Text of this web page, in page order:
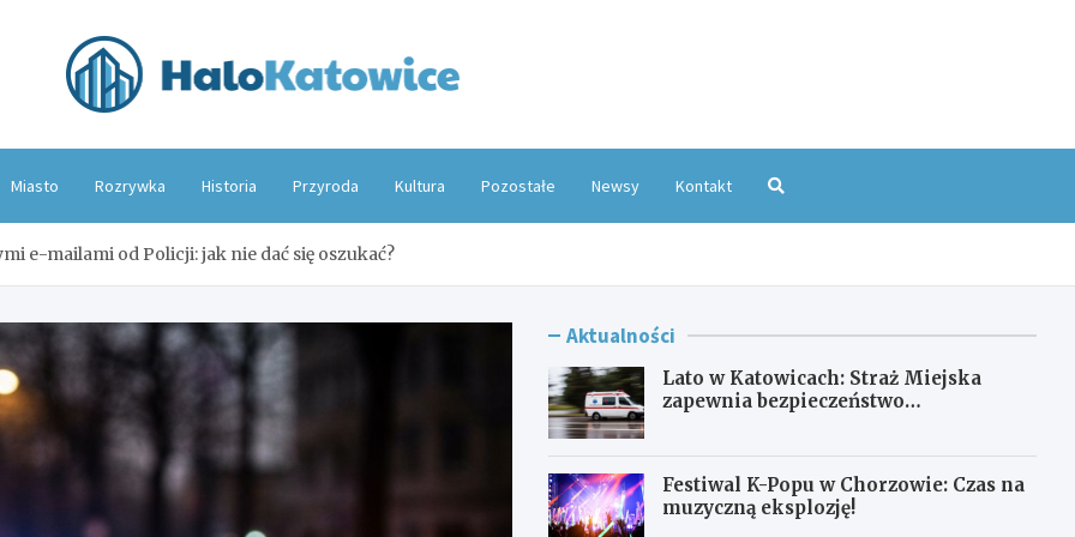
Miasto Rozrywka Historia Przyroda Kultura Pozostałe Newsy Kontakt
e-mailami od Policji: jak nie dać się oszukać?
Aktualności
Lato w Katowicach: Straż Miejska
zapewnia bezpieczeństwo
Festiwal K-Popu w Chorzowie: Czas na
muzyczną eksplozję!